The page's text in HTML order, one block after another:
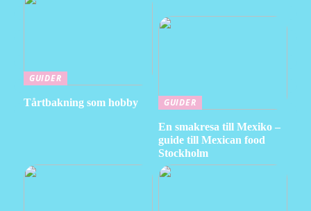
GUIDER
Tårtbakning som hobby GUIDER
En smakresa till Mexiko –
guide till Mexican food
Stockholm